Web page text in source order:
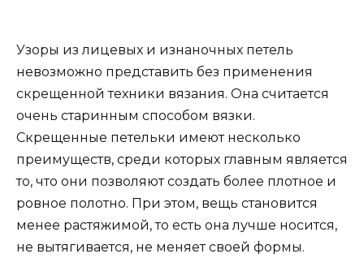
Узоры из лицевых и изнаночных петель
невозможно представить без применения
скрещенной техники вязания. Она считается
очень старинным способом вязки.
Скрещенные петельки имеют несколько
преимуществ, среди которых главным является
то, что они позволяют создать более плотное и
ровное полотно. При этом, вещь становится
менее растяжимой, то есть она лучше носится,
не вытягивается, не меняет своей формы.